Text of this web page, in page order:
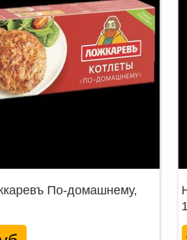
По-домашнему,